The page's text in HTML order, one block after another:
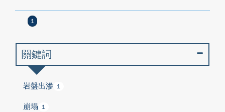
1
關鍵詞
岩盤出滲 1
崩塌 1